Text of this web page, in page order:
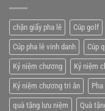
chặn giấy pha lê Cúp golf
Cúp pha lê vinh danh Cúp
Kỷ niệm chương Kỷ niệm
Kỷ niệm chương tri ân
quà tặng lưu niệm Quà